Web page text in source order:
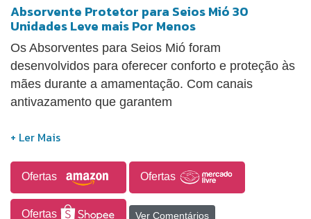
Absorvente Protetor para Seios Mió 30
Unidades Leve mais Por Menos
Os Absorventes para Seios Mió foram
desenvolvidos para oferecer conforto e proteção às
mães durante a amamentação. Com canais
antivazamento que garantem
Ofertas Ofertas
Ofertas Ver Comentários